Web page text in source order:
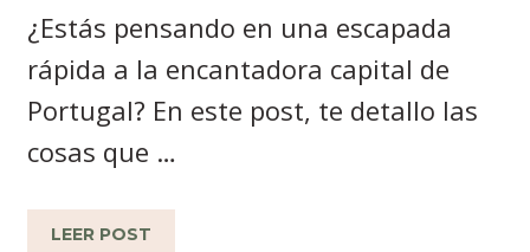
¿Estás pensando en una escapada
rápida a la encantadora capital de
Portugal? En este post, te detallo las
cosas que …
LEER POST